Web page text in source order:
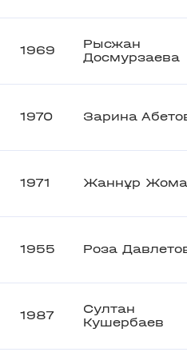
1969
Рысжан
Досмурзаева
1970 Зарина
1971 Жаннұр
1955 Роза
1987
Султан
Кушербаев